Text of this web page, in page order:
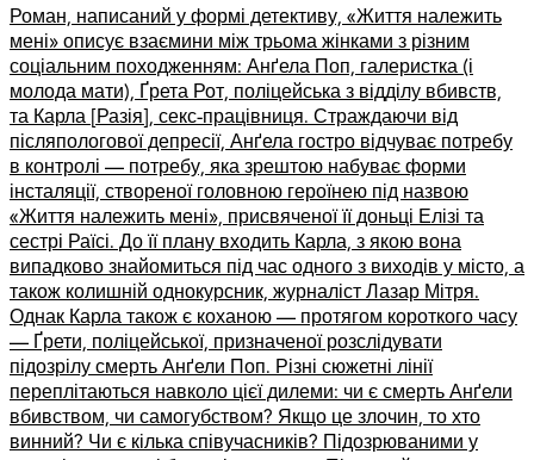
Роман, написаний у формі детективу, «Життя належить
мені» описує взаємини між трьома жінками з різним
соціальним походженням: Анґела Поп, галеристка (і
молода мати), Ґрета Рот, поліцейська з відділу вбивств,
та Карла [Разія], секс-працівниця. Страждаючи від
післяпологової депресії, Анґела гостро відчуває потребу
в контролі — потребу, яка зрештою набуває форми
інсталяції, створеної головною героїнею під назвою
«Життя належить мені», присвяченої її доньці Елізі та
сестрі Раїсі. До її плану входить Карла, з якою вона
випадково знайомиться під час одного з виходів у місто, а
також колишній однокурсник, журналіст Лазар Мітря.
Однак Карла також є коханою — протягом короткого часу
— Ґрети, поліцейської, призначеної розслідувати
підозрілу смерть Анґели Поп. Різні сюжетні лінії
переплітаються навколо цієї дилеми: чи є смерть Анґели
вбивством, чи самогубством? Якщо це злочин, то хто
винний? Чи є кілька співучасників? Підозрюваними у